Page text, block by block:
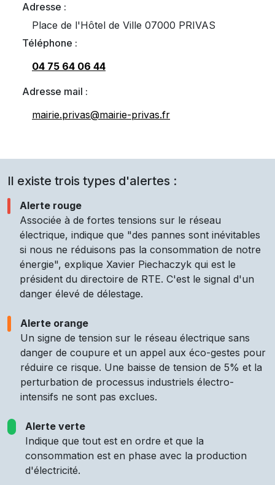
Adresse :
Place de l'Hôtel de Ville 07000 PRIVAS
Téléphone :
04 75 64 06 44
Adresse mail :
mairie.privas@mairie-privas.fr
Il existe trois types d'alertes :
Alerte rouge
Associée à de fortes tensions sur le réseau
électrique, indique que "des pannes sont inévitables
si nous ne réduisons pas la consommation de notre
énergie", explique Xavier Piechaczyk qui est le
président du directoire de RTE. C'est le signal d'un
danger élevé de délestage.
Alerte orange
Un signe de tension sur le réseau électrique sans
danger de coupure et un appel aux éco-gestes pour
réduire ce risque. Une baisse de tension de 5% et la
perturbation de processus industriels électro-
intensifs ne sont pas exclues.
Alerte verte
Indique que tout est en ordre et que la
consommation est en phase avec la production
d'électricité.